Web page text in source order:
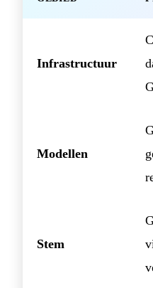
Infrastructuur
Modellen
Stem